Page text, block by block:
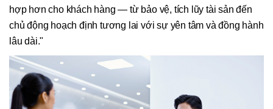
hợp hơn cho khách hàng — từ bảo vệ, tích lũy tài sản đến
chủ động hoạch định tương lai với sự yên tâm và đồng hành
lâu dài."